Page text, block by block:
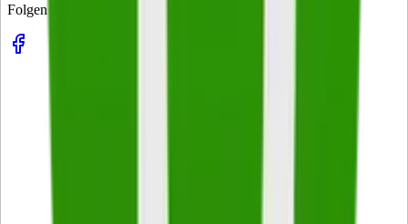
Folgen Sie uns